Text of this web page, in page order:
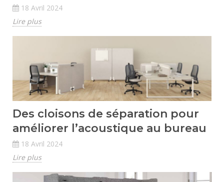
18 Avril 2024
Lire plus
Des cloisons de séparation pour
améliorer l’acoustique au bureau
18 Avril 2024
Lire plus